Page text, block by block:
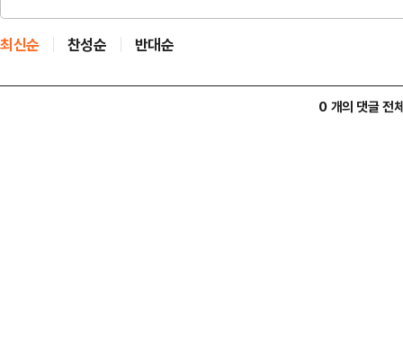
최신순 찬성순 반대순
0 개의 댓글 전